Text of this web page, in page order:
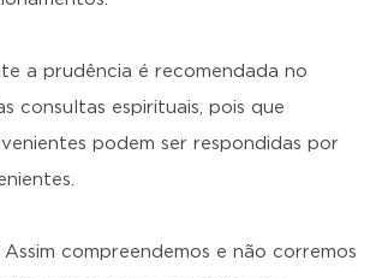
a prudência é recomendada no
consultas espirituais, pois que
podem ser respondidas por
Assim compreendemos e não corremos